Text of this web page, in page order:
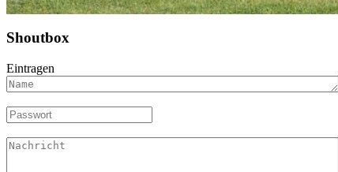
Shoutbox
Eintragen